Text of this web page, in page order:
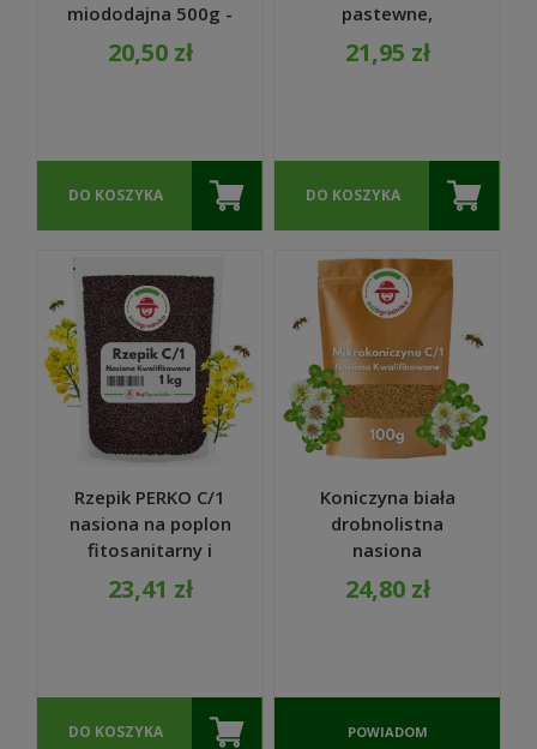
miododajna 500g -
TORAF
20,50 zł
DO KOSZYKA
pastewne,
mieszanki
zbożowe, na
21,95 zł
DO KOSZYKA
Rzepik PERKO C/1
nasiona na poplon
fitosanitarny i
pokarm zielony dla
ślimaków 1 KG
23,41 zł
DO KOSZYKA
Koniczyna biała
drobnolistna
nasiona
mikrokoniczyna do
trawy 100g
24,80 zł
POWIADOM